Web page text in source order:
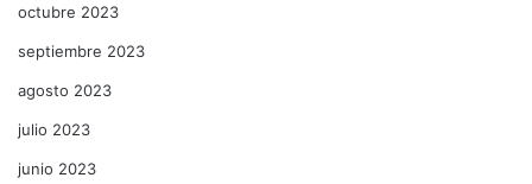
octubre 2023
septiembre 2023
agosto 2023
julio 2023
junio 2023